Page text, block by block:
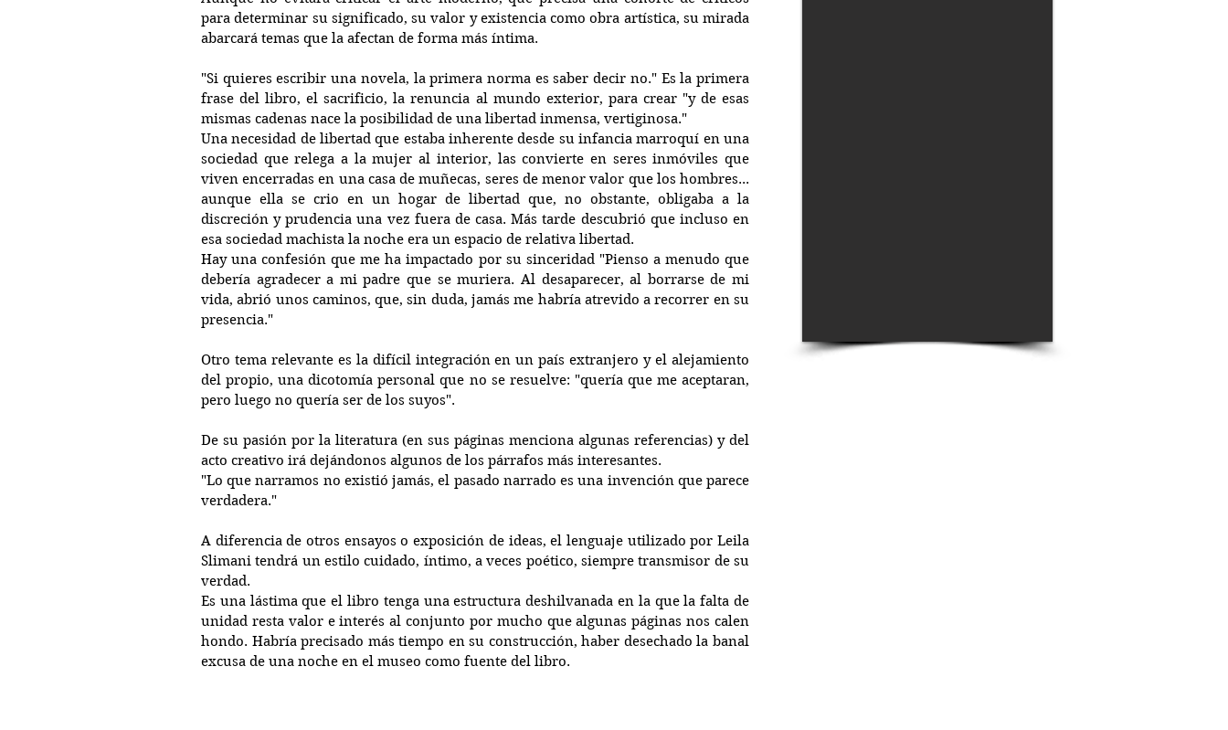
para determinar su significado, su valor y existencia como obra artística, su mirada
abarcará temas que la afectan de forma más íntima.
"Si quieres escribir una novela, la primera norma es saber decir no." Es la primera
frase del libro, el sacrificio, la renuncia al mundo exterior, para crear "y de esas
mismas cadenas nace la posibilidad de una libertad inmensa, vertiginosa."
Una necesidad de libertad que estaba inherente desde su infancia marroquí en una
sociedad que relega a la mujer al interior, las convierte en seres inmóviles que
viven encerradas en una casa de muñecas, seres de menor valor que los hombres...
aunque ella se crio en un hogar de libertad que, no obstante, obligaba a la
discreción y prudencia una vez fuera de casa. Más tarde descubrió que incluso en
esa sociedad machista la noche era un espacio de relativa libertad.
Hay una confesión que me ha impactado por su sinceridad "Pienso a menudo que
debería agradecer a mi padre que se muriera. Al desaparecer, al borrarse de mi
vida, abrió unos caminos, que, sin duda, jamás me habría atrevido a recorrer en su
presencia."
Otro tema relevante es la difícil integración en un país extranjero y el alejamiento
del propio, una dicotomía personal que no se resuelve: "quería que me aceptaran,
pero luego no quería ser de los suyos".
De su pasión por la literatura (en sus páginas menciona algunas referencias) y del
acto creativo irá dejándonos algunos de los párrafos más interesantes.
"Lo que narramos no existió jamás, el pasado narrado es una invención que parece
verdadera."
A diferencia de otros ensayos o exposición de ideas, el lenguaje utilizado por Leila
Slimani tendrá un estilo cuidado, íntimo, a veces poético, siempre transmisor de su
verdad.
Es una lástima que el libro tenga una estructura deshilvanada en la que la falta de
unidad resta valor e interés al conjunto por mucho que algunas páginas nos calen
hondo. Habría precisado más tiempo en su construcción, haber desechado la banal
excusa de una noche en el museo como fuente del libro.